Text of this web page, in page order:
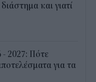
και γιατί
- 2027: Πότε
για τα